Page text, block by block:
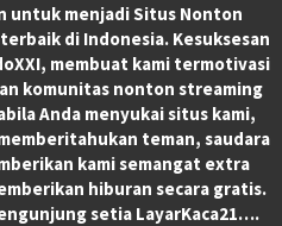
untuk menjadi Situs Nonton
di Indonesia. Kesuksesan
membuat kami termotivasi
komunitas nonton streaming
Anda menyukai situs kami,
teman, saudara
kami semangat extra
hiburan secara gratis.
setia LayarKaca21….